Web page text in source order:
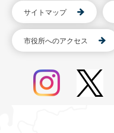
サイトマップ
市役所へのアクセス